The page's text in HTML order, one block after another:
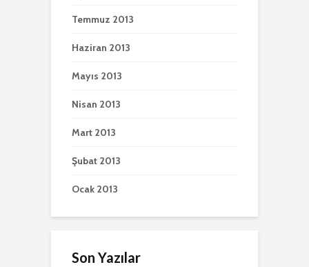
Temmuz 2013
Haziran 2013
Mayıs 2013
Nisan 2013
Mart 2013
Şubat 2013
Ocak 2013
Son Yazılar